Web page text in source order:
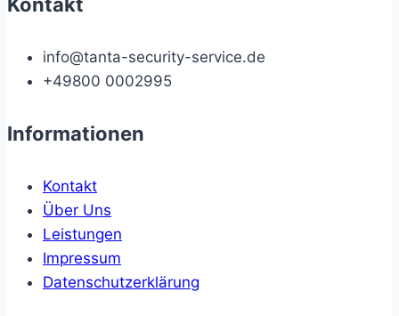
info@tanta-security-service.de
+49800 0002995
Informationen
Kontakt
Über Uns
Leistungen
Impressum
Datenschutzerklärung